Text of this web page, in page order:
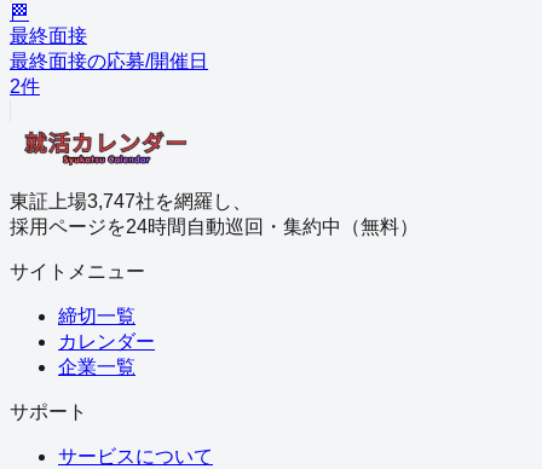
🏁
最終面接
最終面接の応募/開催日
2件
東証上場3,747社を網羅し、
採用ページを24時間自動巡回・集約中（無料）
サイトメニュー
締切一覧
カレンダー
企業一覧
サポート
サービスについて